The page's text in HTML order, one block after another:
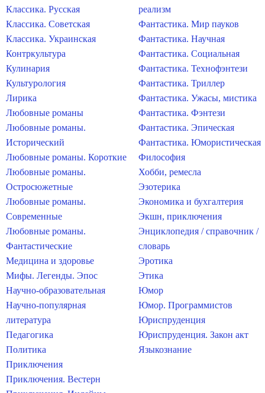
Классика. Русская
Классика. Советская
Классика. Украинская
Контркультура
Кулинария
Культурология
Лирика
Любовные романы
Любовные романы.
Исторический
Любовные романы. Короткие
Любовные романы.
Остросюжетные
Любовные романы.
Современные
Любовные романы.
Фантастические
Медицина и здоровье
Мифы. Легенды. Эпос
Научно-образовательная
Научно-популярная
литература
Педагогика
Политика
Приключения
Приключения. Вестерн
реализм
Фантастика. Мир пауков
Фантастика. Научная
Фантастика. Социальная
Фантастика. Технофэнтези
Фантастика. Триллер
Фантастика. Ужасы, мистика
Фантастика. Фэнтези
Фантастика. Эпическая
Фантастика. Юмористическая
Философия
Хобби, ремесла
Эзотерика
Экономика и бухгалтерия
Экшн, приключения
Энциклопедия / справочник /
словарь
Эротика
Этика
Юмор
Юмор. Программистов
Юриспруденция
Юриспруденция. Закон акт
Языкознание